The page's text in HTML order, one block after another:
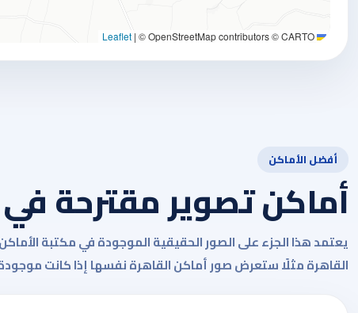
| © OpenStreetMap contributors © CARTO
أفضل الأماكن
أماكن تصوير مقترحة
يعتمد هذا الجزء على الصور الحقيقية الموجودة في مكتبة
القاهرة مثلًا ستعرض صور أماكن القاهرة نفسها إذا كانت